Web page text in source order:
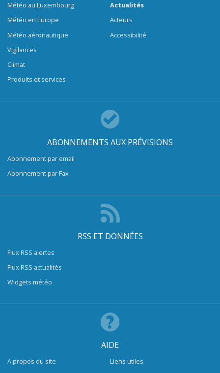
Météo au Luxembourg
Météo en Europe
Météo aéronautique
Vigilances
Climat
Produits et services
Actualités
Acteurs
Accessibilité
ABONNEMENTS AUX PRÉVISIONS
Abonnement par email
Abonnement par Fax
RSS ET DONNÉES
Flux RSS alertes
Flux RSS actualités
Widgets météo
AIDE
A propos du site
Liens utiles